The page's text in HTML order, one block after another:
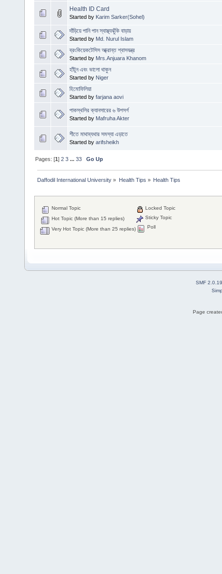
Health ID Card
Started by Karim Sarker(Sohel)
দাঁড়িয়ে পানি পান স্বাস্থ্যঝুঁকি বাড়ায়
Started by Md. Nurul Islam
ব্রংকিয়েকটেসিস আ্ক্রান্ত শ্বাসযন্ত্র
Started by Mrs.Anjuara Khanom
হাঁটুন এবং ভালো থাকুন
Started by Niger
হিমোফিলিয়া
Started by farjana aovi
পাকস্থলির ক্যানসারের ৬ উপসর্গ
Started by Mafruha Akter
শীতে মাথাব্যথার সমস্যা এড়াতে
Started by arifsheikh
Pages: [1]2 3 ...33 Go Up
Daffodil International University » Health Tips » Health Tips
Normal Topic
Hot Topic (More than 15 replies)
Very Hot Topic (More than 25 replies)
Locked Topic
Sticky Topic
Poll
SMF 2.0.19
Page